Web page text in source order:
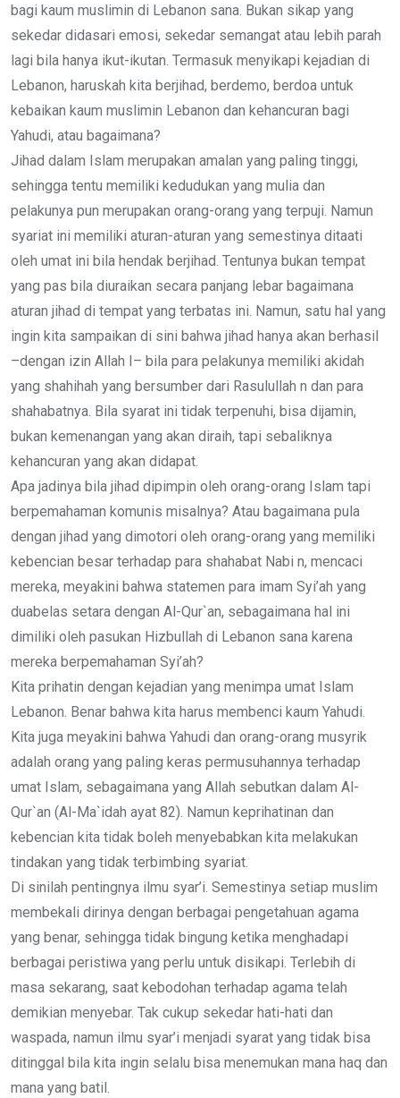
bagi kaum muslimin di Lebanon sana. Bukan sikap yang
sekedar didasari emosi, sekedar semangat atau lebih parah
lagi bila hanya ikut-ikutan. Termasuk menyikapi kejadian di
Lebanon, haruskah kita berjihad, berdemo, berdoa untuk
kebaikan kaum muslimin Lebanon dan kehancuran bagi
Yahudi, atau bagaimana?
Jihad dalam Islam merupakan amalan yang paling tinggi,
sehingga tentu memiliki kedudukan yang mulia dan
pelakunya pun merupakan orang-orang yang terpuji. Namun
syariat ini memiliki aturan-aturan yang semestinya ditaati
oleh umat ini bila hendak berjihad. Tentunya bukan tempat
yang pas bila diuraikan secara panjang lebar bagaimana
aturan jihad di tempat yang terbatas ini. Namun, satu hal yang
ingin kita sampaikan di sini bahwa jihad hanya akan berhasil
–dengan izin Allah I– bila para pelakunya memiliki akidah
yang shahihah yang bersumber dari Rasulullah n dan para
shahabatnya. Bila syarat ini tidak terpenuhi, bisa dijamin,
bukan kemenangan yang akan diraih, tapi sebaliknya
kehancuran yang akan didapat.
Apa jadinya bila jihad dipimpin oleh orang-orang Islam tapi
berpemahaman komunis misalnya? Atau bagaimana pula
dengan jihad yang dimotori oleh orang-orang yang memiliki
kebencian besar terhadap para shahabat Nabi n, mencaci
mereka, meyakini bahwa statemen para imam Syi’ah yang
duabelas setara dengan Al-Qur`an, sebagaimana hal ini
dimiliki oleh pasukan Hizbullah di Lebanon sana karena
mereka berpemahaman Syi’ah?
Kita prihatin dengan kejadian yang menimpa umat Islam
Lebanon. Benar bahwa kita harus membenci kaum Yahudi.
Kita juga meyakini bahwa Yahudi dan orang-orang musyrik
adalah orang yang paling keras permusuhannya terhadap
umat Islam, sebagaimana yang Allah sebutkan dalam Al-
Qur`an (Al-Ma`idah ayat 82). Namun keprihatinan dan
kebencian kita tidak boleh menyebabkan kita melakukan
tindakan yang tidak terbimbing syariat.
Di sinilah pentingnya ilmu syar’i. Semestinya setiap muslim
membekali dirinya dengan berbagai pengetahuan agama
yang benar, sehingga tidak bingung ketika menghadapi
berbagai peristiwa yang perlu untuk disikapi. Terlebih di
masa sekarang, saat kebodohan terhadap agama telah
demikian menyebar. Tak cukup sekedar hati-hati dan
waspada, namun ilmu syar’i menjadi syarat yang tidak bisa
ditinggal bila kita ingin selalu bisa menemukan mana haq dan
mana yang batil.